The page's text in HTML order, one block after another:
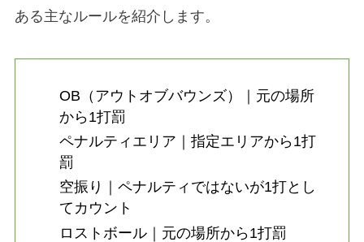
ある主なルールを紹介します。
OB（アウトオブバウンズ）｜ 元の場所
から1打罰
ペナルティエリア｜指定エリアから1打
罰
空振り｜ ペナルティではないが1打とし
てカウント
ロストボール｜ 元の場所から1打罰